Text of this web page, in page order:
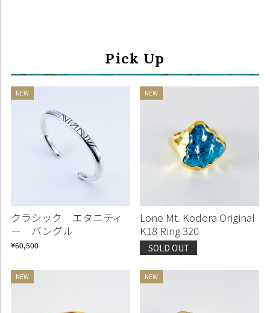
Pick Up
クラシック エタニティ
ー バングル
¥60,500
Lone Mt. Kodera Original
K18 Ring 320
SOLD OUT